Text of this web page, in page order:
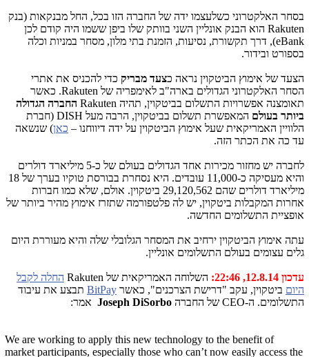
בסחר האלקטרוני כשלעצמו ידה של החברה הזו בכל, החל מבנקאות (בנק
Rakuten הוא הבנק אונליין השני בוותק שלו ביפן ששמו היה קודם לכן
eBank), דרך תקשורת, נסיעות, הזמנת בתי מלון, מסחר במניות וכלה
בספורט ובידור.
הצעד של אימוץ הביטקוין נראה כצעד מבריק כדי להכניס את אתרי
הסחר האלקטרוני הגדולים בארה"ב לאימפריה של Rakuten. כאשר
תאומצנה אפשרויות התשלום בביטקוין, תהיה Rakuten החברה הגדולה
ביותר בעולם המאפשרת תשלום בביטקוין, הרבה מעל DISH (חברת
הלוויין האמריקאית שעל אימוץ הביטקוין על ידה דיווחנו – כאן) שנשאה
עד כה את הכתר הזה.
לחברה יש מחזור מכירות אחד הגדולים בעולם של כ-5 מיליארד דולרים
והיא מעסיקה כ-11,000 עובדים. היא נסחרת בבורסת טוקיו בערך של 18
מיליארד דולרים שהם 29,120,562 ביטקוין. אולם, שלא כמו חברות
אחרות המקבלות ביטקוין, יש לה פלטפורמה שתזרז אימוץ מהיר ביותר של
אופציית התשלומים החדשה.
עתה אימוץ הביטקוין ירחיב את המסחר הגלובלי שלה והיא מעוררת היום
גלים עצומים בעולם התשלומים אונליין.
עדכון 12.8.14, 22:46: השלוחה האמריקאית של Rakuten
החלה לקבל
היום ביטקוין, עקב "דרישת הצרכנים", כאשר BitPay תבצע את עיבוד
התשלומים. ה-CEO של החברה
Joseph DiSorbo אמר:
We are working to apply this new technology to the benefit of
market participants, especially those who can’t now easily access the